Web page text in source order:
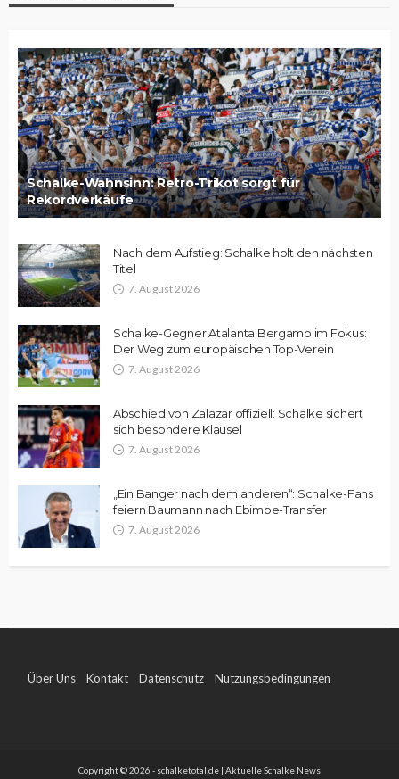
Schalke-Wahnsinn: Retro-Trikot sorgt für
Rekordverkäufe
Nach dem Aufstieg: Schalke holt den nächsten
Titel
7. August 2026
Schalke-Gegner Atalanta Bergamo im Fokus:
Der Weg zum europäischen Top-Verein
7. August 2026
Abschied von Zalazar offiziell: Schalke sichert
sich besondere Klausel
7. August 2026
„Ein Banger nach dem anderen“: Schalke-Fans
feiern Baumann nach Ebimbe-Transfer
7. August 2026
Über Uns Kontakt Datenschutz Nutzungsbedingungen
Copyright © 2026 - schalketotal.de | Aktuelle Schalke News